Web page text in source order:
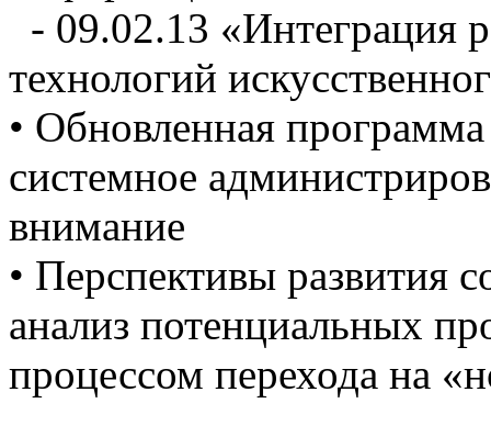
- 09.02.13 «Интеграция
технологий
• Обновленная
системное
внимание
• Перспективы развития
анализ потенциальных
процессом перехода на